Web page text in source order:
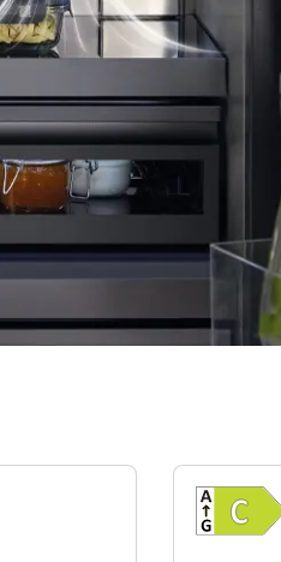
bis niedrigste Effizienz (A-G)